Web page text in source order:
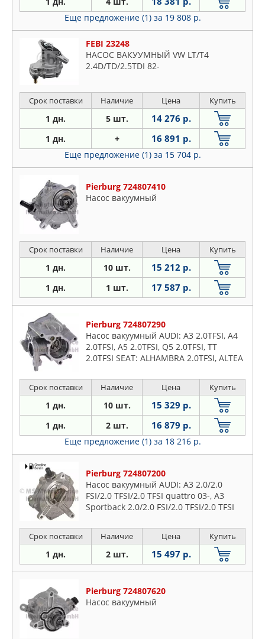
Еще предложение (1) за 19 808 р.
FEBI 23248
НАСОС ВАКУУМНЫЙ VW LT/T4
2.4D/TD/2.5TDI 82-
Срок поставки Наличие Цена Купить
1 дн. 5 шт. 14 276 р.
1 дн. + 16 891 р.
Еще предложение (1) за 15 704 р.
Pierburg 724807410
Насос вакуумный
Срок поставки Наличие Цена Купить
1 дн. 10 шт. 15 212 р.
1 дн. 1 шт. 17 587 р.
Pierburg 724807290
Насос вакуумный AUDI: A3 2.0TFSI, A4
2.0TFSI, A5 2.0TFSI, Q5 2.0TFSI, TT
2.0TFSI SEAT: ALHAMBRA 2.0TFSI, ALTEA
SKODA: OC
Срок поставки Наличие Цена Купить
1 дн. 10 шт. 15 329 р.
1 дн. 2 шт. 16 879 р.
Еще предложение (1) за 18 216 р.
Pierburg 724807200
Насос вакуумный AUDI: A3 2.0/2.0
FSI/2.0 TFSI/2.0 TFSI quattro 03-, A3
Sportback 2.0/2.0 FSI/2.0 TFSI/2.0 TFSI
TFSI/2.0 TFS
Срок поставки Наличие Цена Купить
1 дн. 2 шт. 15 497 р.
Pierburg 724807620
Насос вакуумный